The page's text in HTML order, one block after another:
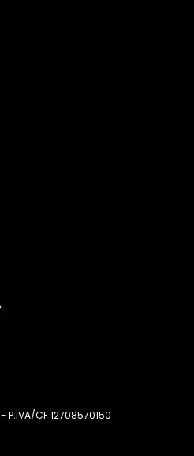
P.IVA/CF 12708570150